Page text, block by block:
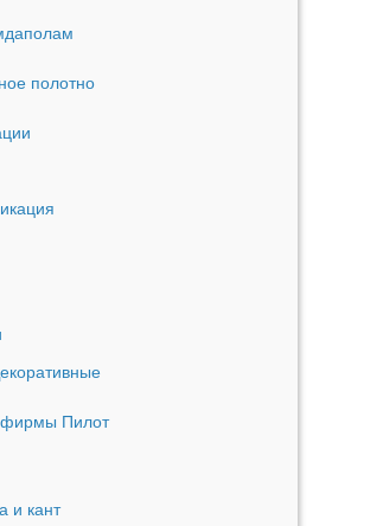
полотно
Пилот
и кант